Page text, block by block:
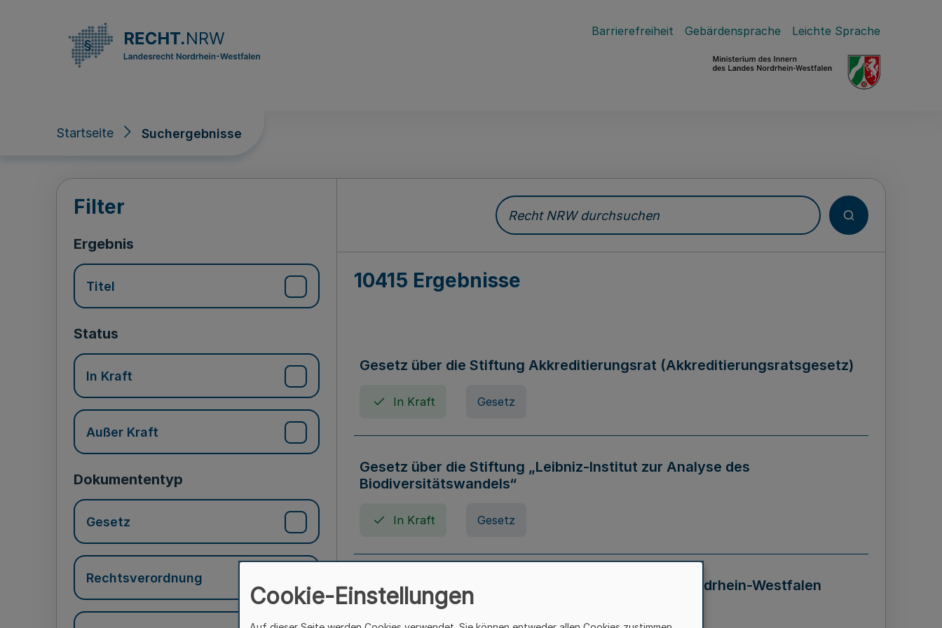
Barrierefreiheit Gebärdensprache Leichte Sprache
Startseite Suchergebnisse
Suchergebnisse
Filter
Ergebnis
Titel
Status
In Kraft
Außer Kraft
Dokumententyp
Gesetz
Rechtsverordnung
Recht NRW durchsuchen
10415 Ergebnisse
Gesetz über die Stiftung Akkreditierungsrat (Akkreditierungsratsgesetz)
In Kraft Gesetz
Gesetz über die Stiftung „Leibniz-Institut zur Analyse des
Biodiversitätswandels“
In Kraft Gesetz
Gesetz über die Kunsthochschulen des Landes Nordrhein-Westfalen
(Kunsthochschulgesetz - KunstHG)
Cookie-Einstellungen